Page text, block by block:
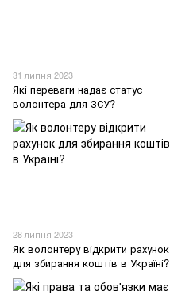
31 липня 2023
Які переваги надає статус
волонтера для ЗСУ?
28 липня 2023
Як волонтеру відкрити рахунок
для збирання коштів в Україні?